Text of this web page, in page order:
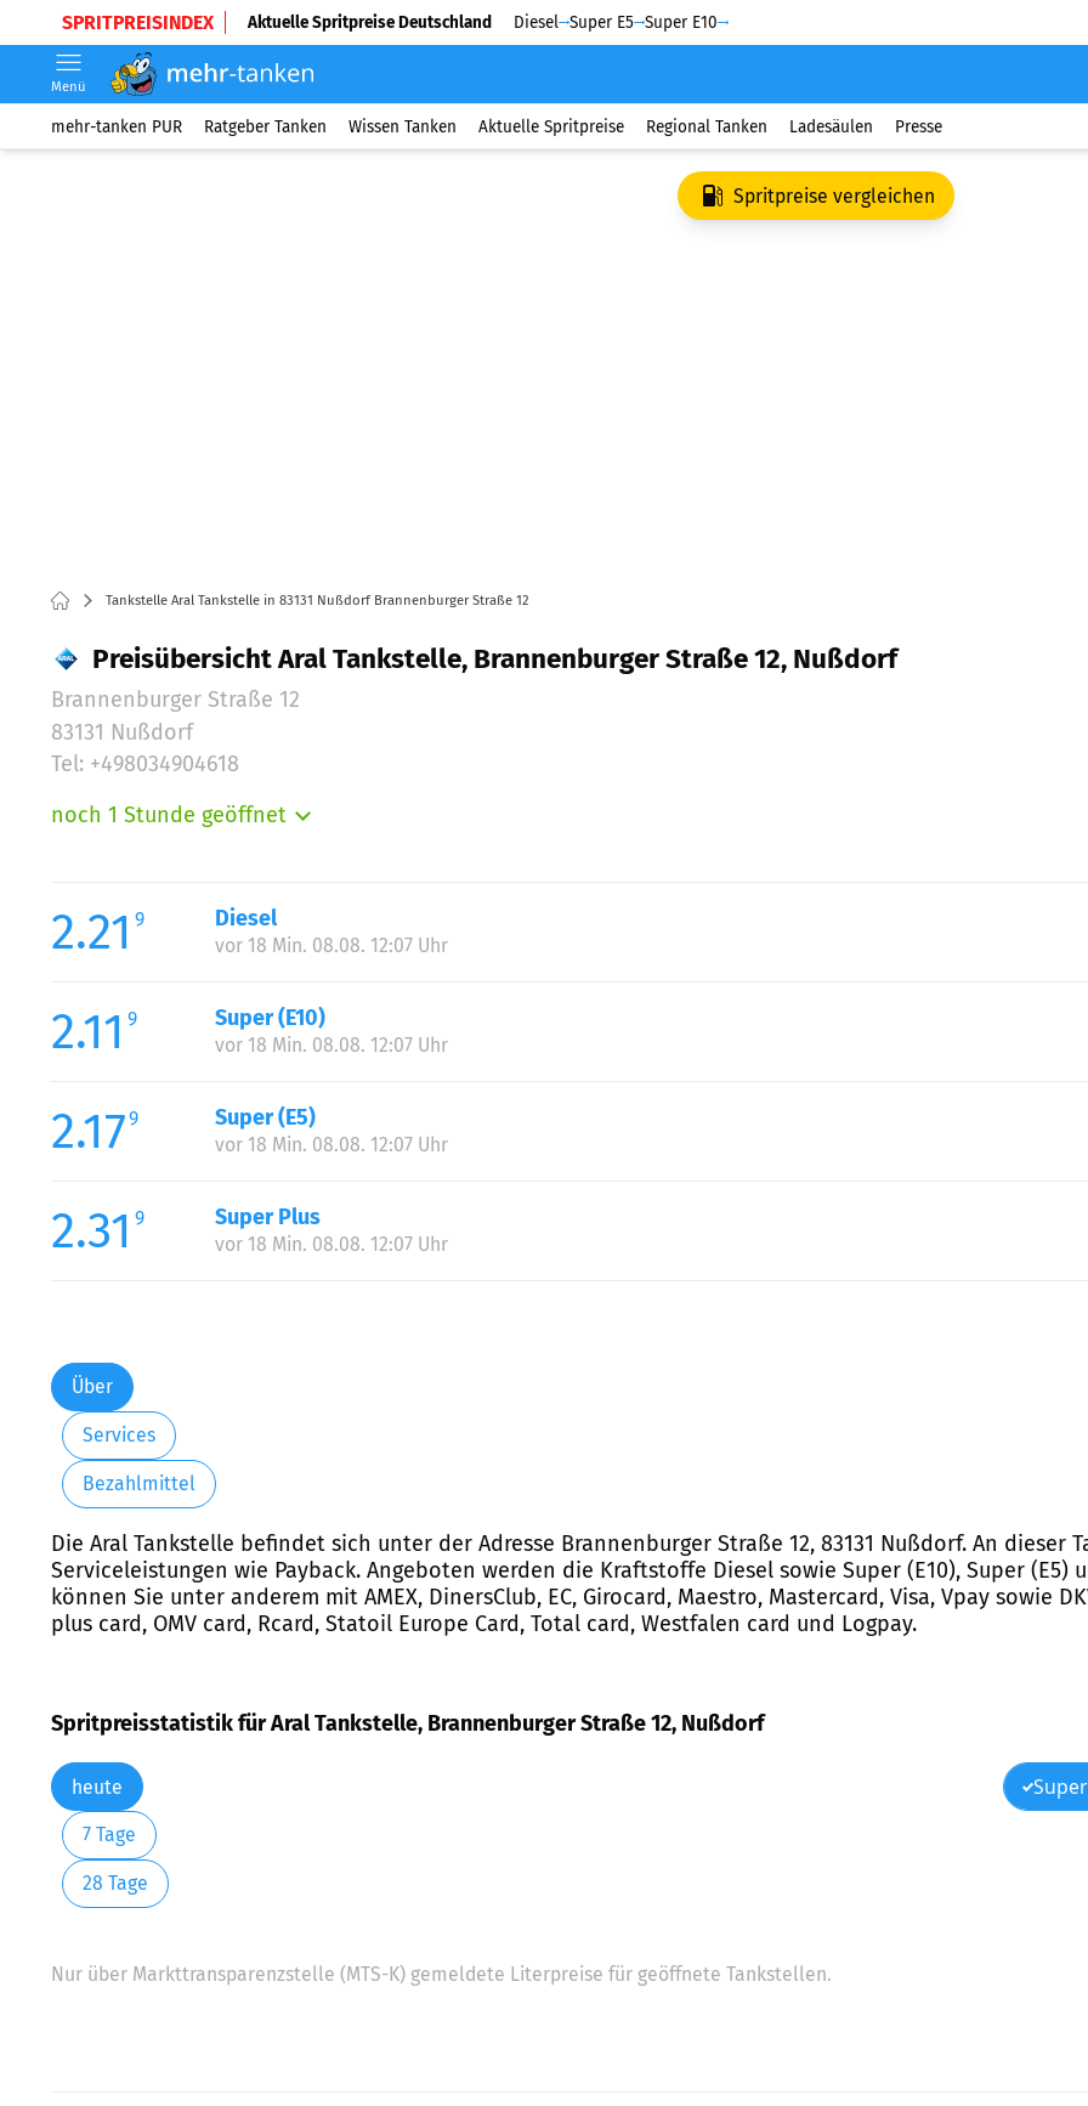
SPRITPREISINDEX Aktuelle Spritpreise Deutschland Diesel Super E5 Super E10
Menü
mehr-tanken PUR Ratgeber Tanken Wissen Tanken Aktuelle Spritpreise Regional Tanken Ladesäulen Presse
Spritpreise vergleichen
Tankstelle Aral Tankstelle in 83131 Nußdorf Brannenburger Straße 12
Preisübersicht Aral Tankstelle, Brannenburger Straße 12, Nußdorf
Brannenburger Straße 12
83131 Nußdorf
Tel: +498034904618
noch 1 Stunde geöffnet
Mittwoch:
Donnerstag:
Samstag:
Sonntag:
2.21 9 Diesel
vor 18 Min. 08.08. 12:07 Uhr
2.11 9 Super (E10)
vor 18 Min. 08.08. 12:07 Uhr
2.179 Super (E5)
vor 18 Min. 08.08. 12:07 Uhr
2.31 9 Super Plus
vor 18 Min. 08.08. 12:07 Uhr
Über
Services
Bezahlmittel
Die Aral Tankstelle befindet sich unter der Adresse Brannenburger Straße 12, 83131 Nußdorf. An dieser
Serviceleistungen wie Payback. Angeboten werden die Kraftstoffe Diesel sowie Super (E10), Super (E5)
können Sie unter anderem mit AMEX, DinersClub, EC, Girocard, Maestro, Mastercard, Visa, Vpay sowie
plus card, OMV card, Rcard, Statoil Europe Card, Total card, Westfalen card und Logpay.
Spritpreisstatistik für Aral Tankstelle, Brannenburger Straße 12, Nußdorf
heute
7 Tage
28 Tage
Nur über Markttransparenzstelle (MTS-K) gemeldete Literpreise für geöffnete Tankstellen.